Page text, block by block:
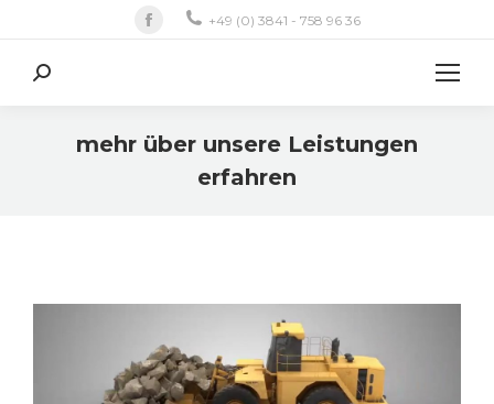
Facebook+49 (0) 3841 - 758 96 36
Search:
mehr über unsere Leistungen
erfahren